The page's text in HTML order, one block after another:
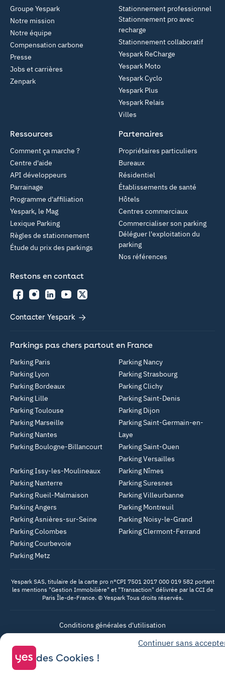
Groupe Yespark
Notre mission
Notre équipe
Compensation carbone
Presse
Jobs et carrières
Zenpark
Stationnement professionnel
Stationnement pro avec
recharge
Stationnement collaboratif
Yespark ReCharge
Yespark Moto
Yespark Cyclo
Yespark Plus
Yespark Relais
Villes
Partenaires
Propriétaires particuliers
Bureaux
Résidentiel
Établissements de santé
Hôtels
Centres commerciaux
Commercialiser son parking
Déléguer l'exploitation du
parking
Nos références
Ressources
Comment ça marche ?
Centre d'aide
API développeurs
Parrainage
Programme d'affiliation
Yespark, le Mag
Lexique Parking
Règles de stationnement
Étude du prix des parkings
Restons en contact
FacebookInstagramLinkedInYouTubeTwitter
Contacter Yespark
Parkings pas chers partout en France
Parking Paris
Parking Lyon
Parking Bordeaux
Parking Lille
Parking Toulouse
Parking Marseille
Parking Nantes
Parking Boulogne-Billancourt
Parking Nancy
Parking Strasbourg
Parking Clichy
Parking Saint-Denis
Parking Dijon
Parking Saint-Germain-en-
Laye
Parking Saint-Ouen
Parking Versailles
Parking Issy-les-Moulineaux
Parking Nanterre
Parking Rueil-Malmaison
Parking Angers
Parking Asnières-sur-Seine
Parking Colombes
Parking Courbevoie
Parking Metz
Parking Nîmes
Parking Suresnes
Parking Villeurbanne
Parking Montreuil
Parking Noisy-le-Grand
Parking Clermont-Ferrand
Yespark SAS, titulaire de la carte pro n°CPI 7501 2017 000 019 582 portant
les mentions "Gestion Immobilière" et "Transaction" délivrée par la CCI de
Paris Île-de-France. © Yespark Tous droits réservés.
Conditions générales d'utilisation
Conditions générales de vente Stationnement
Conditions générales de vente Recharge
Continuer sans
des Cookies !